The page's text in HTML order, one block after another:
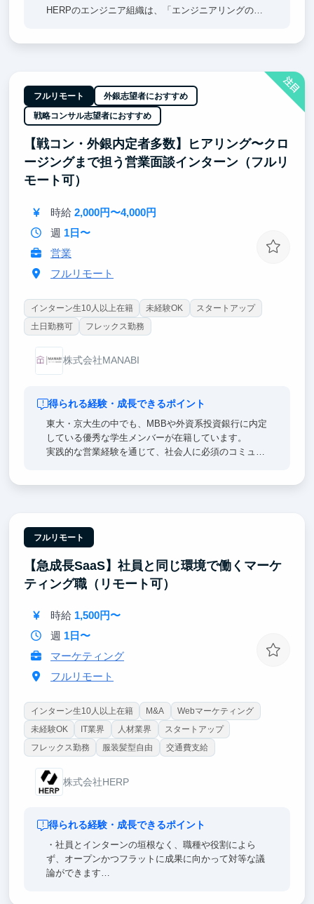
HERPのエンジニア組織は、「エンジニアリングの専
技術はもちろん、プロダクトや事業の視点も持ちなが
ら成長したい方にとって、HERPは最適な環境です。
本気で挑戦したい方、ぜひ一緒に働きましょう！
注目
フルリモート 外銀志望者におすすめ
戦略コンサル志望者におすすめ
【戦コン・外銀内定者多数】ヒアリング〜クロ
ージングまで担う営業面談インターン（フルリ
モート可）
時給 2,000円〜4,000円
週 1日〜
営業
フルリモート
インターン生10人以上在籍 未経験OK
スタートアップ
土日勤務可
フレックス勤務
株式会社MANABI
得られる経験・成長できるポイント
東大・京大生の中でも、MBBや外資系投資銀行に内定
している優秀な学生メンバーが在籍しています。
実践的な営業経験を通じて、社会人に必須のコミュニ
フルリモート
【急成長SaaS】社員と同じ環境で働くマーケ
ティング職（リモート可）
時給 1,500円〜
週 1日〜
マーケティング
フルリモート
インターン生10人以上在籍 M&A
Webマーケティング
未経験OK
IT業界 人材業界
スタートアップ
フレックス勤務
服装髪型自由 交通費支給
株式会社HERP
得られる経験・成長できるポイント
・社員とインターンの垣根なく、職種や役割によら
ず、オープンかつフラットに成果に向かって対等な議
論ができます